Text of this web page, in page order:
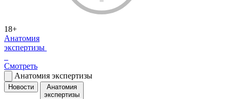
18+
Анатомия
экспертизы
Смотреть
Анатомия экспертизы
Новости
Анатомия
экспертизы